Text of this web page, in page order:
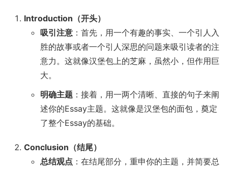
Introduction（开头）
吸引注意 ：首先，用一个有趣的事实、一个引人入
胜的故事或者一个引人深思的问题来吸引读者的注
意力。这就像汉堡包上的芝麻，虽然小，但作用巨
大。
明确主题 ：接着，用一两个清晰、直接的句子来阐
述你的Essay主题。这就像是汉堡包的面包，奠定
了整个Essay的基础。
Conclusion（结尾）
总结观点 ：在结尾部分，重申你的主题，并简要总